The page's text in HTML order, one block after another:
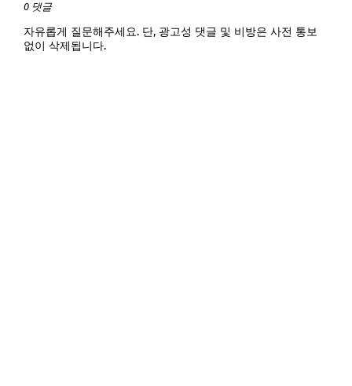
0 댓글
자유롭게 질문해주세요. 단, 광고성 댓글 및 비방은 사전 통보
없이 삭제됩니다.